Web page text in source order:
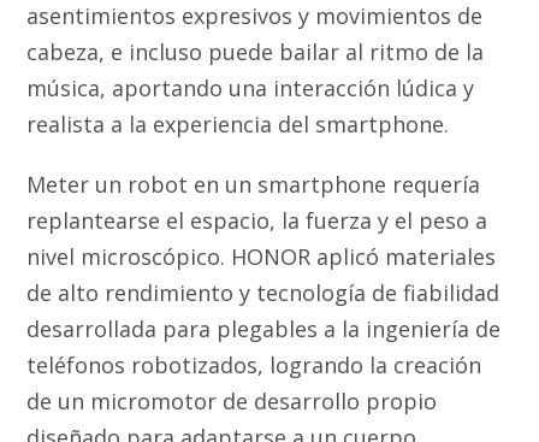
asentimientos expresivos y movimientos de
cabeza, e incluso puede bailar al ritmo de la
música, aportando una interacción lúdica y
realista a la experiencia del smartphone.
Meter un robot en un smartphone requería
replantearse el espacio, la fuerza y el peso a
nivel microscópico. HONOR aplicó materiales
de alto rendimiento y tecnología de fiabilidad
desarrollada para plegables a la ingeniería de
teléfonos robotizados, logrando la creación
de un micromotor de desarrollo propio